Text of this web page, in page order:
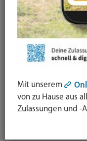
Ausländerrecht &
Bürgerschaftliches
Eltern- und
Freizeit / Kultur /
Landratsamt
Mit unserem
von zu Hause aus
Zulassungen und -